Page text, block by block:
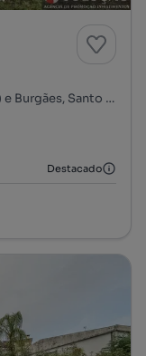
St. Tirso, Couto (S. Cristina e S. Miguel) e Burgães, Santo Tirso, Porto
Destacado